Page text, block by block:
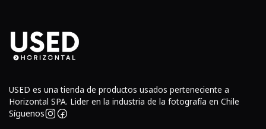
USED es una tienda de productos usados perteneciente a
Horizontal SPA. Lider en la industria de la fotografía en Chile
Síguenos